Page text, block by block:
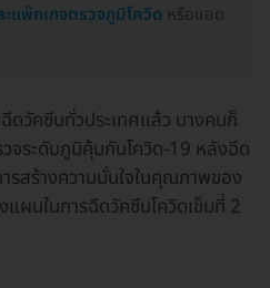
ะแพ็กเกจตรวจภูมิโควิด หรือแอด
ดวัคซีนทั่วประเทศแล้ว บางคนก็
จระดับภูมิคุ้มกันโควิด-19 หลังฉีด
รสร้างความมั่นใจในคุณภาพของ
ผนในการฉีดวัคซีนโควิดเข็มที่ 2